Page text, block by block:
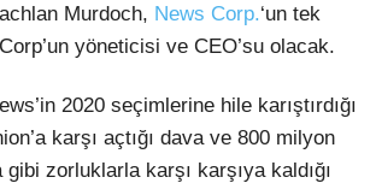
Murdoch, News Corp.‘un tek
yöneticisi ve CEO’su olacak.
2020 seçimlerine hile karıştırdığı
karşı açtığı dava ve 800 milyon
zorluklarla karşı karşıya kaldığı